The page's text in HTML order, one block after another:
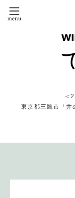
＜
東京都三鷹市「井